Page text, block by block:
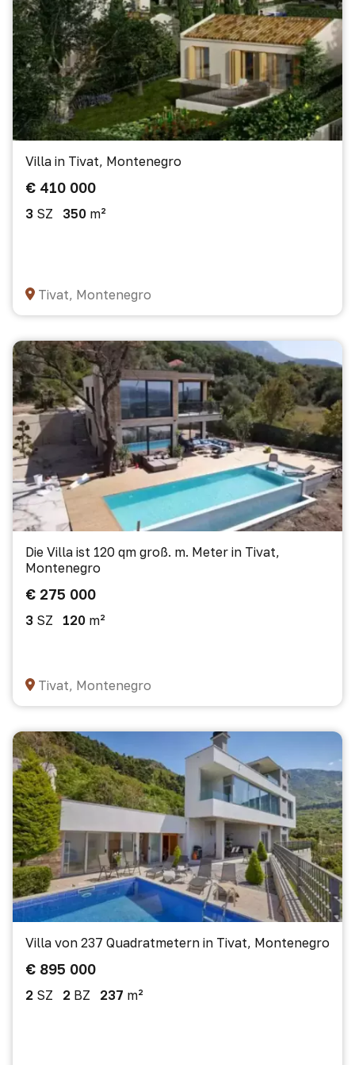
Villa in Tivat, Montenegro
€ 410 000
3 SZ 350 m²
Tivat, Montenegro
Die Villa ist 120 qm groß. m. Meter in Tivat,
Montenegro
€ 275 000
3 SZ 120 m²
Tivat, Montenegro
Villa von 237 Quadratmetern in Tivat, Montenegro
€ 895 000
2 SZ 2 BZ 237 m²